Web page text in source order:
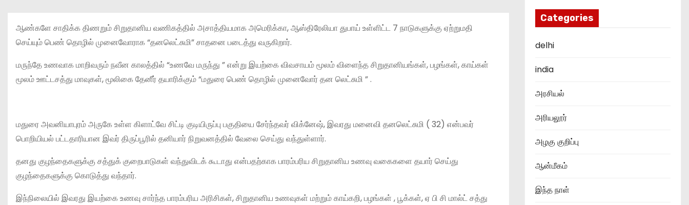
ஆண்களே சாதிக்க திணறும் சிறுதானிய வணிகத்தில் அசாத்தியமாக அமெரிக்கா, ஆஸ்திரேலியா துபாய் உள்ளிட்ட 7 நாடுகளுக்கு ஏற்றுமதி
செய்யும் பெண் தொழில் முனைவோராக “தனலெட்சுமி” சாதனை படைத்து வருகிறார்.
மருந்தே உணவாக மாறிவரும் நவீன காலத்தில் “உணவே மருந்து ” என்று இயற்கை விவசாயம் மூலம் விளைந்த சிறுதானியங்கள், பழங்கள், காய்கள்
மூலம் ஊட்டசத்து மாவுகள், மூலிகை தேனீர் தயாரிக்கும் “மதுரை பெண் தொழில் முனைவோர் தன லெட்சுமி ” .
மதுரை அவனியாபுரம் அருகே உள்ள கிளாட்வே சிட்டி குடியிருப்பு பகுதியை சேர்ந்தவர் விக்னேஷ், இவரது மனைவி தனலெட்சுமி ( 32) என்பவர்
பொறியியல் பட்டதாரியான இவர் திருப்பூரில் தனியார் நிறுவனத்தில் வேலை செய்து வந்துள்ளார்.
தனது குழந்தைகளுக்கு சத்துக் குறைபாடுகள் வந்துவிடக் கூடாது என்பதற்காக பாரம்பரிய சிறுதானிய உணவு வகைகளை தயார் செய்து
குழந்தைகளுக்கு கொடுத்து வந்தார்.
இந்நிலையில் இவரது இயற்கை உணவு சார்ந்த பாரம்பரிய அரிசிகள், சிறுதானிய உணவுகள் மற்றும் காய்கறி, பழங்கள் , பூக்கள், ஏ பி சி மால்ட் சத்து
Categories
delhi
india
அரசியல்
அரியலூர்
அழகு குறிப்பு
ஆன்மீகம்
இந்த நாள்